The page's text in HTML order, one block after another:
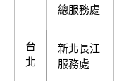
台
北
總服務處
新北長江
服務處